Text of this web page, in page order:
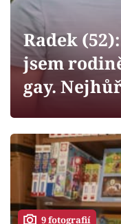
Sledujte prima+
Filmový
Mámy sobě
Přihlášení
Radek
jsem
gay.
9 fotografií